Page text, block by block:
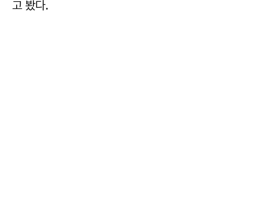
고 봤다.